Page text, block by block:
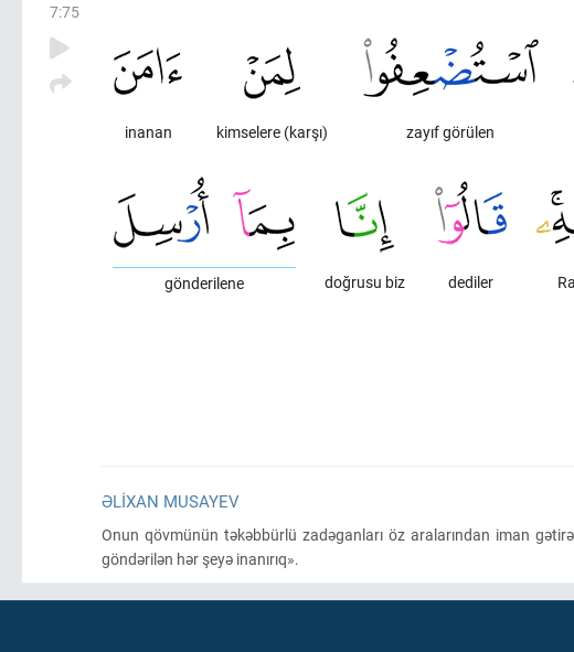
7:75
zayıf görülen
kimselere (karşı)
inanan
dediler
doğrusu biz
gönderilene
ƏLIXAN MUSAYEV
Onun qövmünün təkəbbürlü zadəganları öz aralarından iman
göndərilən hər şeyə inanırıq».